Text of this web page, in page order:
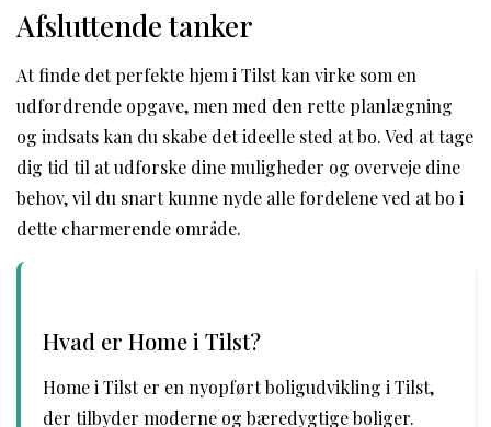
Afsluttende tanker
At finde det perfekte hjem i Tilst kan virke som en
udfordrende opgave, men med den rette planlægning
og indsats kan du skabe det ideelle sted at bo. Ved at tage
dig tid til at udforske dine muligheder og overveje dine
behov, vil du snart kunne nyde alle fordelene ved at bo i
dette charmerende område.
Hvad er Home i Tilst?
Home i Tilst er en nyopført boligudvikling i Tilst,
der tilbyder moderne og bæredygtige boliger.